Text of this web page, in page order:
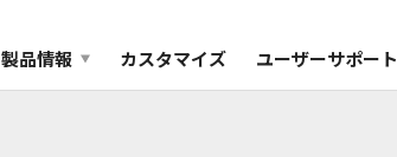
製品情報 カスタマイズ ユーザーサポート